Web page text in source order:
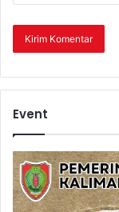
Event